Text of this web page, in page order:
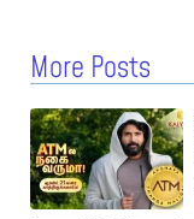
More Posts